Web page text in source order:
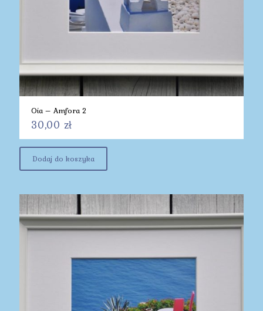
Oia – Amfora 2
30,00 zł
Dodaj do koszyka